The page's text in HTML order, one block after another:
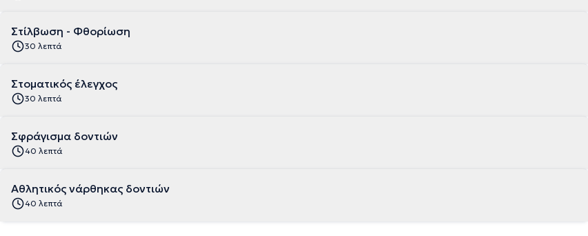
Στίλβωση - Φθορίωση
30 λεπτά
Στοματικός έλεγχος
30 λεπτά
Σφράγισμα δοντιών
40 λεπτά
Aθλητικός νάρθηκας δοντιών
40 λεπτά